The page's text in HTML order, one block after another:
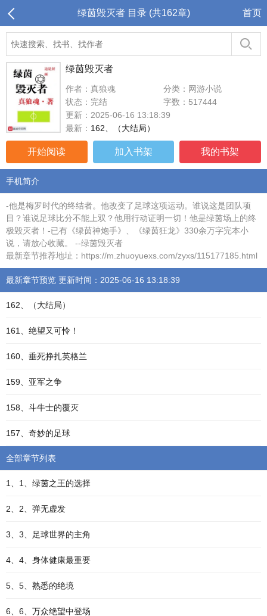
绿茵毁灭者 目录 (共162章) 首页
绿茵毁灭者
作者：真狼魂
分类：网游小说
状态：完结
字数：517444
更新：2025-06-16 13:18:39
最新： 162、（大结局）
开始阅读 加入书架 我的书架
手机简介
-他是梅罗时代的终结者。他改变了足球这项运动。谁说这是团队项
目？谁说足球比分不能上双？他用行动证明一切！他是绿茵场上的终
极毁灭者！-已有《绿茵神炮手》、《绿茵狂龙》330余万字完本小
说，请放心收藏。 --绿茵毁灭者
最新章节推荐地址：https://m.zhuoyuexs.com/zyxs/115177185.html
最新章节预览 更新时间：2025-06-16 13:18:39
162、（大结局）
161、绝望又可怜！
160、垂死挣扎英格兰
159、亚军之争
158、斗牛士的覆灭
157、奇妙的足球
全部章节列表
1、1、绿茵之王的选择
2、2、弹无虚发
3、3、足球世界的主角
4、4、身体健康最重要
5、5、熟悉的绝境
6、6、万众绝望中登场